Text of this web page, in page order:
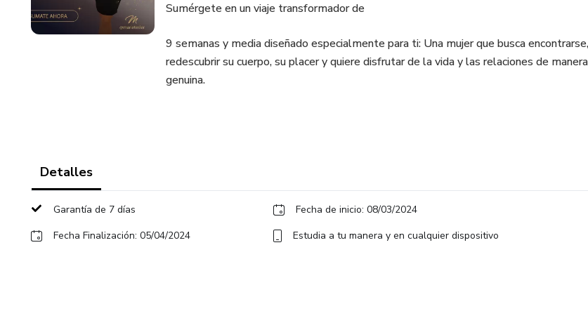
Sumérgete en un viaje transformador de
9 semanas y media diseñado especialmente para ti: Una mujer que busca encontrarse,
redescubrir su cuerpo, su placer y quiere disfrutar de la vida y las relaciones de manera
genuina.
Detalles
Garantía de 7 días
Fecha de inicio: 08/03/2024
Fecha Finalización: 05/04/2024
Estudia a tu manera y en cualquier dispositivo